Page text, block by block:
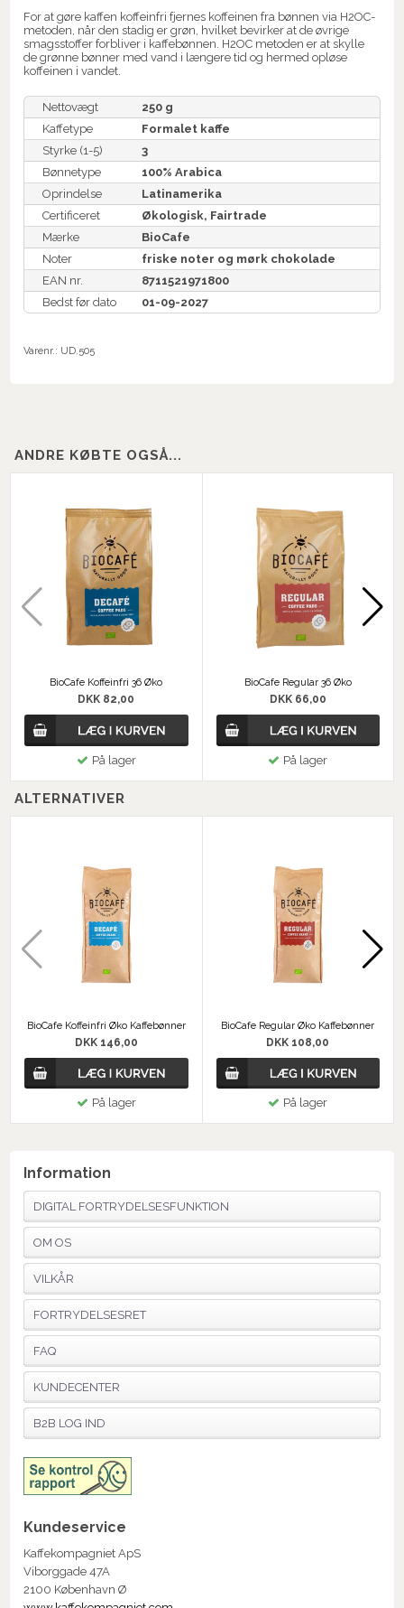
For at gøre kaffen koffeinfri fjernes koffeinen fra bønnen via H2OC-
metoden, når den stadig er grøn, hvilket bevirker at de øvrige
smagsstoffer forbliver i kaffebønnen. H2OC metoden er at skylle
de grønne bønner med vand i længere tid og hermed opløse
koffeinen i vandet.
Nettovægt
250 g
Kaffetype
Formalet kaffe
Styrke (1-5)
3
Bønnetype
100% Arabica
Oprindelse
Latinamerika
Certificeret
Økologisk, Fairtrade
Mærke
BioCafe
Noter
friske noter og mørk chokolade
EAN nr.
8711521971800
Bedst før dato
01-09-2027
Varenr.: UD.505
ANDRE KØBTE OGSÅ...
BioCafe Koffeinfri 36 Øko
DKK 82,00
På lager
BioCafe Regular 36 Øko
DKK 66,00
På lager
ALTERNATIVER
BioCafe Koffeinfri Øko Kaffebønner
DKK 146,00
På lager
BioCafe Regular Øko Kaffebønner
DKK 108,00
På lager
Information
DIGITAL FORTRYDELSESFUNKTION
OM OS
VILKÅR
FORTRYDELSESRET
FAQ
KUNDECENTER
B2B LOG IND
Kundeservice
Kaffekompagniet ApS
Viborggade 47A
2100 København Ø